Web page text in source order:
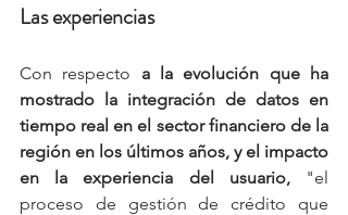
Las experiencias
Con respecto a la evolución que ha
mostrado la integración de datos en
tiempo real en el sector financiero de la
región en los últimos años, y el impacto
en la experiencia del usuario,
"el
proceso de gestión de crédito que